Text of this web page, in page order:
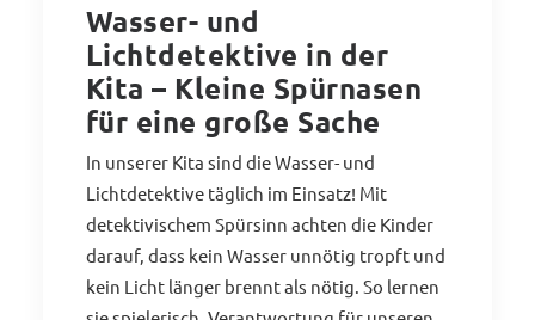
Wasser- und
Lichtdetektive in der
Kita – Kleine Spürnasen
für eine große Sache
In unserer Kita sind die Wasser- und
Lichtdetektive täglich im Einsatz! Mit
detektivischem Spürsinn achten die Kinder
darauf, dass kein Wasser unnötig tropft und
kein Licht länger brennt als nötig. So lernen